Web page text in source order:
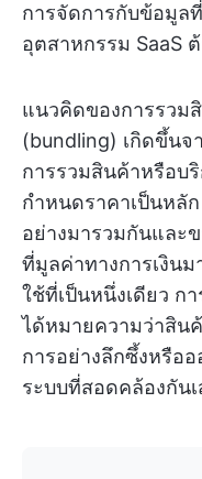
การจัดการกับข้อมูล
อุตสาหกรรม SaaS
แนวคิดของการรวม
(bundling) เกิดขึ้นจ
การรวมสินค้าหรือบ
กำหนดราคาเป็นหลั
อย่างมารวมกันและ
ที่มูลค่าทางการเงิน
ใช้ที่เป็นหนึ่งเดียว ก
ได้หมายความว่าสิน
การอย่างลึกซึ้งหรือ
ระบบที่สอดคล้องกัน